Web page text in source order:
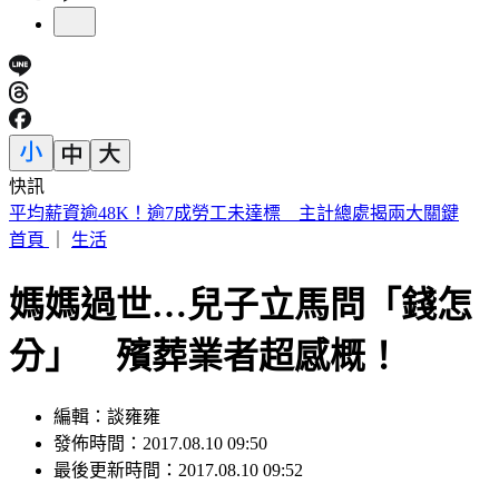
快訊
財神爺缺席 2.5億威力彩頭獎、貳獎雙槓龜
首頁
生活
媽媽過世…兒子立馬問「錢怎
分」 殯葬業者超感概！
編輯：談雍雍
發佈時間：2017.08.10 09:50
最後更新時間：2017.08.10 09:52